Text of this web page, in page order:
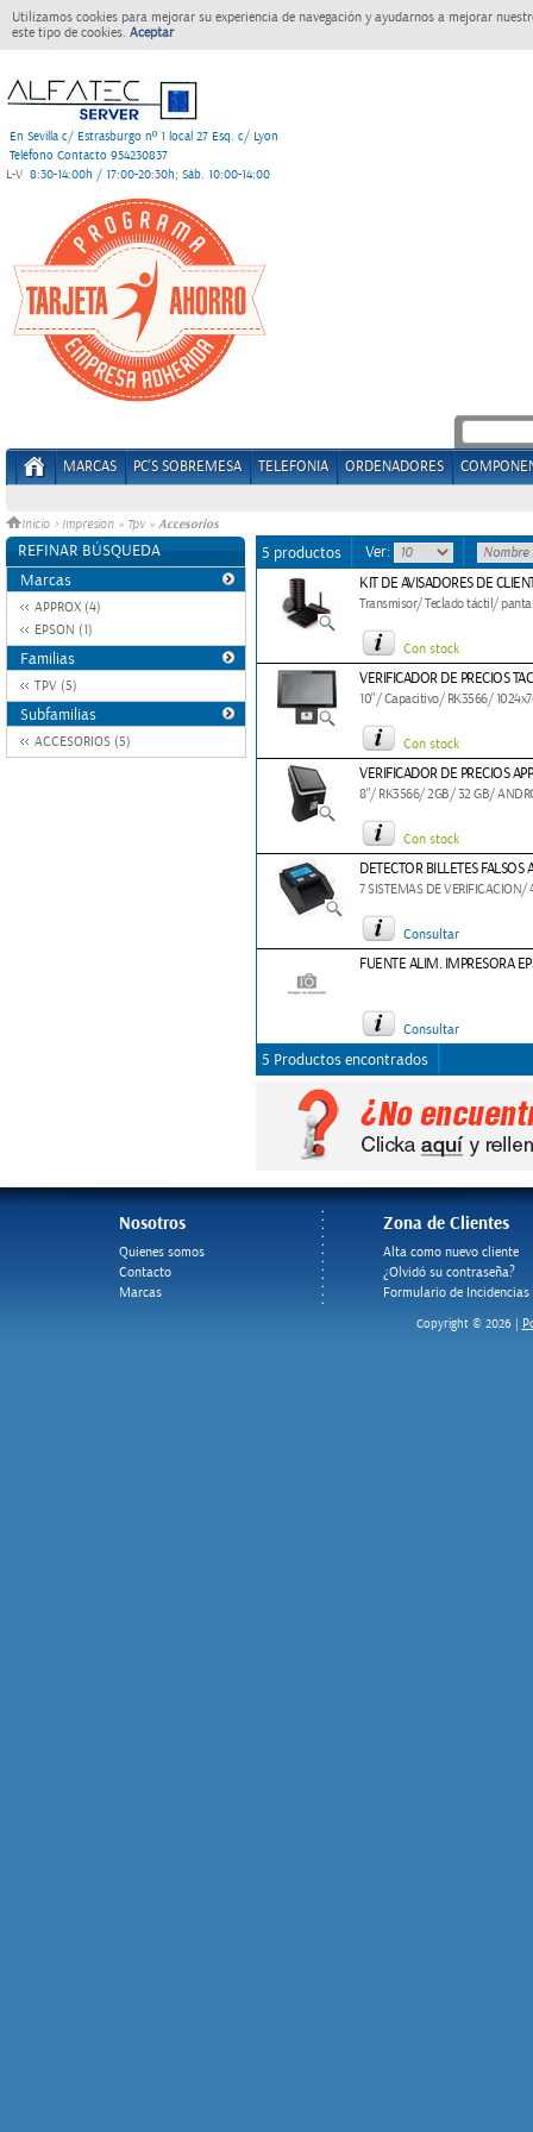
Utilizamos cookies para mejorar su experiencia de navegación y ayudarnos a mejorar
este tipo de cookies. Aceptar
En Sevilla c/ Estrasburgo nº 1 local 27 Esq. c/ Lyon
Teléfono Contacto 954230837
L-V 8:30-14:00h / 17:00-20:30h; Sáb. 10:00-14:00
MARCAS PC'S SOBREMESA TELEFONIA ORDENADORES
Inicio > Impresion » Tpv » Accesorios
REFINAR BÚSQUEDA
Marcas
APPROX (4)
EPSON (1)
Familias
TPV (5)
Subfamilias
ACCESORIOS (5)
5 productos Ver:
KIT DE AVISADORES DE
Transmisor/ Teclado táctil/
Con stock
VERIFICADOR DE PRECIOS
10"/ Capacitivo/ RK3566/
Con stock
VERIFICADOR DE PRECIOS
8"/ RK3566/ 2GB/ 32 GB/
Con stock
DETECTOR BILLETES FALSOS
7 SISTEMAS DE
Consultar
FUENTE ALIM. IMPRESORA
Consultar
5 Productos encontrados
Nosotros
Quienes somos
Contacto
Marcas
Zona de Clientes
Alta como nuevo cliente
¿Olvidó su contraseña?
Formulario de Incidencias
Copyright © 2026 |